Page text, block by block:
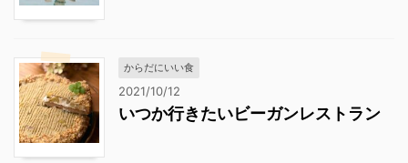
からだにいい食
2021/10/12
いつか行きたいビーガンレストラン